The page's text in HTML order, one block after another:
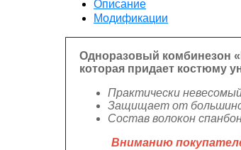
Описание
Модификации
Одноразовый комбинезон
которая придает костюму
Практически
Защищает от
Состав волокон
Вниманию